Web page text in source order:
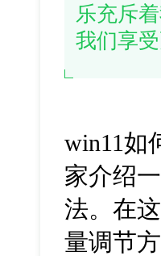
乐充斥
我们享
win11如
家介绍
法。在
量调节